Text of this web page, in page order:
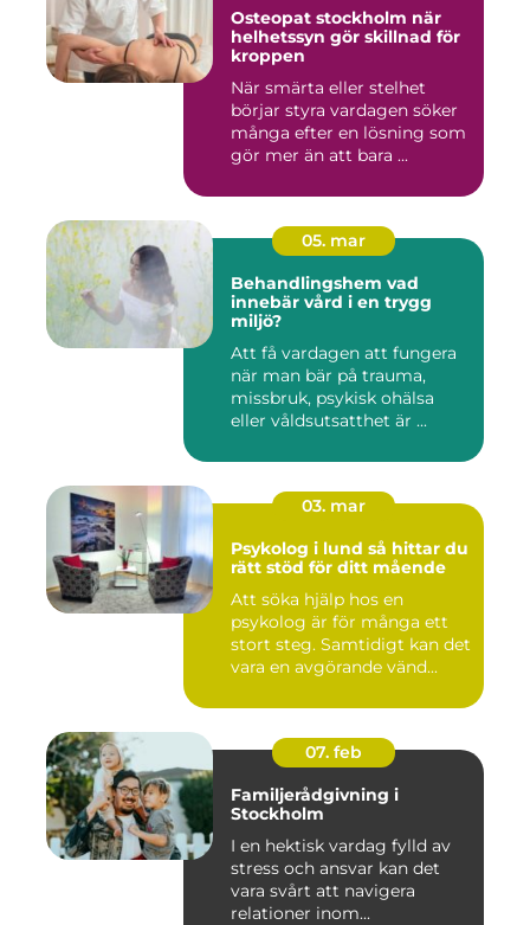
Osteopat stockholm när
helhetssyn gör skillnad för
kroppen
När smärta eller stelhet
börjar styra vardagen söker
många efter en lösning som
gör mer än att bara ...
05. mar
Behandlingshem vad
innebär vård i en trygg
miljö?
Att få vardagen att fungera
när man bär på trauma,
missbruk, psykisk ohälsa
eller våldsutsatthet är ...
03. mar
Psykolog i lund så hittar du
rätt stöd för ditt mående
Att söka hjälp hos en
psykolog är för många ett
stort steg. Samtidigt kan det
vara en avgörande vänd...
07. feb
Familjerådgivning i
Stockholm
I en hektisk vardag fylld av
stress och ansvar kan det
vara svårt att navigera
relationer inom...